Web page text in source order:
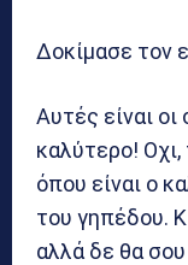
Δοκίμασε τον
Αυτές είναι
καλύτερο!
όπου είναι ο
του γηπέδου.
αλλά δε θα